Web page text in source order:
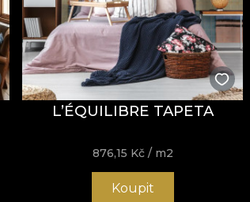
L’ÉQUILIBRE TAPETA
876,15 Kč / m2
Koupit